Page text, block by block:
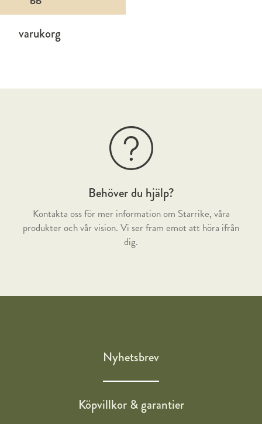
varukorg
Behöver du hjälp?
Kontakta oss för mer information om Starrike, våra
produkter och vår vision. Vi ser fram emot att höra ifrån
dig.
Nyhetsbrev
Köpvillkor & garantier